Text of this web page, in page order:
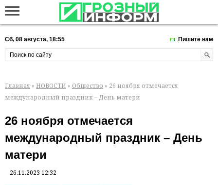
Сб, 08 августа, 18:55 Пишите нам
Главная » НОВОСТИ » Общество » 26 ноября отмечается
международный праздник – День матери
26 ноября отмечается
международный праздник – День
матери
26.11.2023 12:32